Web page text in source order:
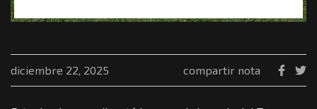
diciembre 22, 2025 compartir nota